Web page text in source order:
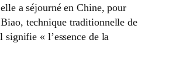
a séjourné en Chine, pour
technique traditionnelle de
« l’essence de la